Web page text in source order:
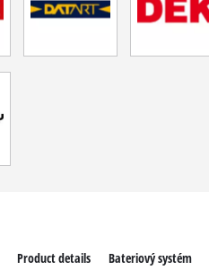
Product details Bateriový systém